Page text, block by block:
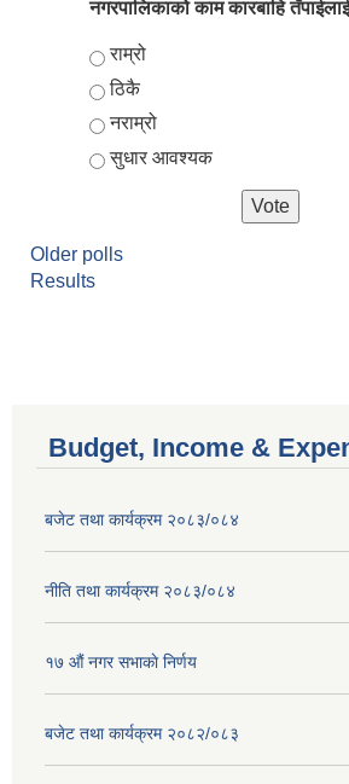
नगरपालिकाको काम कारबाहि
Choices
राम्रो
ठिकै
नराम्रो
सुधार आवश्यक
Older polls
Results
Budget, Income &
बजेट तथा कार्यक्रम २०८३/०८४
नीति तथा कार्यक्रम २०८३/०८४
१७ ‌‍औं नगर सभाकाे निर्णय
बजेट तथा कार्यक्रम २०८२/०८३